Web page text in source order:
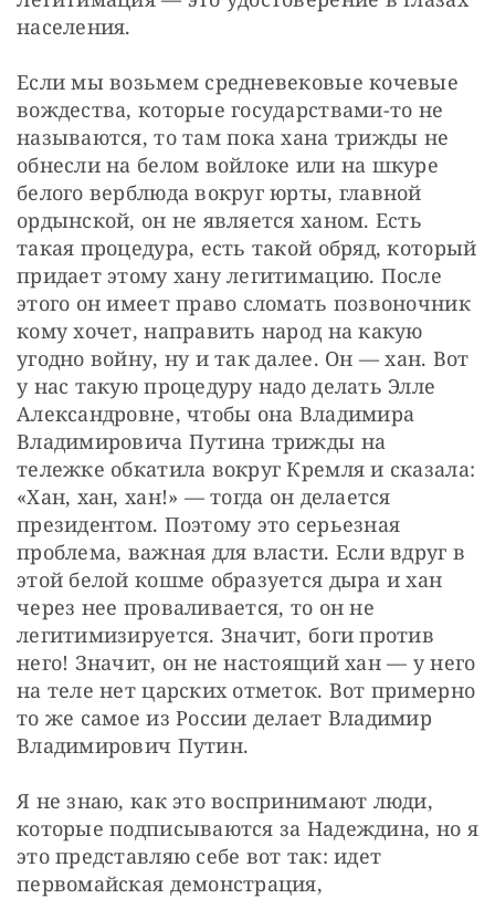
населения.
Если мы возьмем средневековые кочевые
вождества, которые государствами-то не
называются, то там пока хана трижды не
обнесли на белом войлоке или на шкуре
белого верблюда вокруг юрты, главной
ордынской, он не является ханом. Есть
такая процедура, есть такой обряд, который
придает этому хану легитимацию. После
этого он имеет право сломать позвоночник
кому хочет, направить народ на какую
угодно войну, ну и так далее. Он — хан. Вот
у нас такую процедуру надо делать Элле
Александровне, чтобы она Владимира
Владимировича Путина трижды на
тележке обкатила вокруг Кремля и сказала:
«Хан, хан, хан!» — тогда он делается
президентом. Поэтому это серьезная
проблема, важная для власти. Если вдруг в
этой белой кошме образуется дыра и хан
через нее проваливается, то он не
легитимизируется. Значит, боги против
него! Значит, он не настоящий хан — у него
на теле нет царских отметок. Вот примерно
то же самое из России делает Владимир
Владимирович Путин.
Я не знаю, как это воспринимают люди,
которые подписываются за Надеждина, но я
это представляю себе вот так: идет
первомайская демонстрация,